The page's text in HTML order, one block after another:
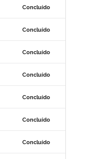
Concluído
Concluído
Concluído
Concluído
Concluído
Concluído
Concluído